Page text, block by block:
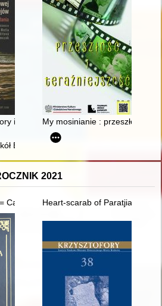
i archiwalia w Europie Środkowej na
My mosinianie : przeszłość i
Ekonomiczno-Turystycznych im. Unii
2021
Cawaat ha-Riwasz : testament
Heart-scarab of Paratjia =